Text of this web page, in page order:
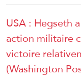
USA : Hegseth
action militaire
victoire
(Washington